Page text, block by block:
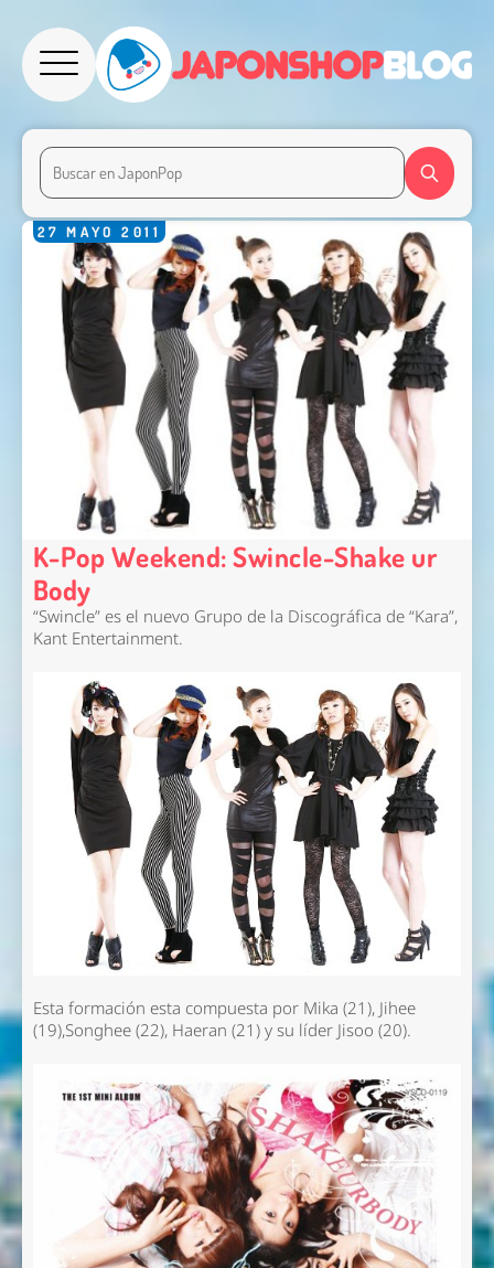
27 MAYO 2011
K-Pop Weekend: Swincle-Shake ur
Body
“Swincle” es el nuevo Grupo de la Discográfica de “Kara”,
Kant Entertainment.
Esta formación esta compuesta por Mika (21), Jihee
(19),Songhee (22), Haeran (21) y su líder Jisoo (20).